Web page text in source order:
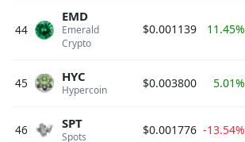
44
Emerald
Crypto
EMD
$0.001139 11.45%
45 Hypercoin
HYC $0.003800 5.01%
46 Spots
SPT $0.001776 -13.54%